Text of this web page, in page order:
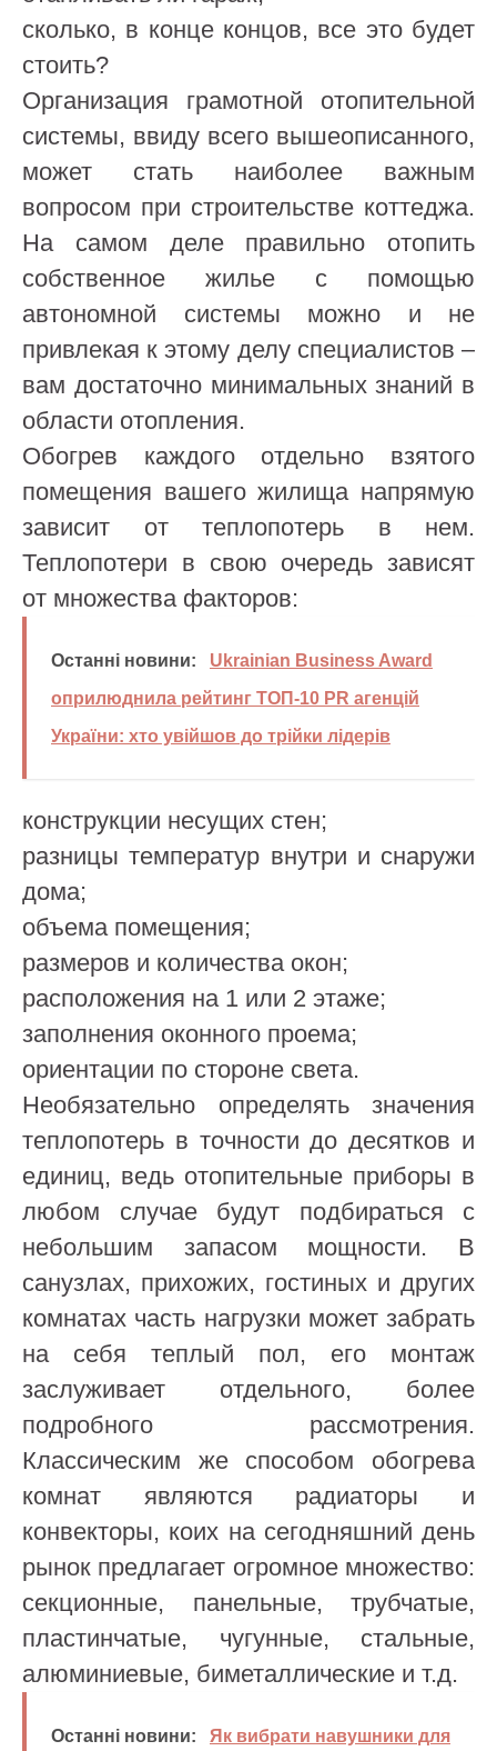
сколько, в конце концов, все это будет
стоить?
Организация грамотной отопительной
системы, ввиду всего вышеописанного,
может стать наиболее важным
вопросом при строительстве коттеджа.
На самом деле правильно отопить
собственное жилье с помощью
автономной системы можно и не
привлекая к этому делу специалистов –
вам достаточно минимальных знаний в
области отопления.
Обогрев каждого отдельно взятого
помещения вашего жилища напрямую
зависит от теплопотерь в нем.
Теплопотери в свою очередь зависят
от множества факторов:
Останні новини:
Ukrainian Business Award
оприлюднила рейтинг ТОП-10 PR агенцій
України: хто увійшов до трійки лідерів
конструкции несущих стен;
разницы температур внутри и снаружи
дома;
объема помещения;
размеров и количества окон;
расположения на 1 или 2 этаже;
заполнения оконного проема;
ориентации по стороне света.
Необязательно определять значения
теплопотерь в точности до десятков и
единиц, ведь отопительные приборы в
любом случае будут подбираться с
небольшим запасом мощности. В
санузлах, прихожих, гостиных и других
комнатах часть нагрузки может забрать
на себя теплый пол, его монтаж
заслуживает отдельного, более
подробного рассмотрения.
Классическим же способом обогрева
комнат являются радиаторы и
конвекторы, коих на сегодняшний день
рынок предлагает огромное множество:
секционные, панельные, трубчатые,
пластинчатые, чугунные, стальные,
алюминиевые, биметаллические и т.д.
Останні новини: Як вибрати навушники для